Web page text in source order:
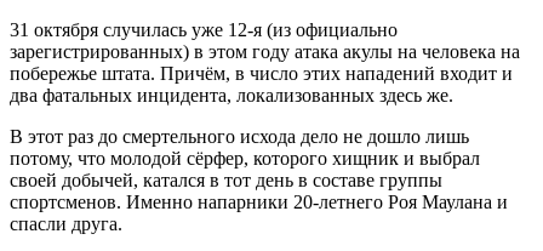
31 октября случилась уже 12-я (из официально
зарегистрированных) в этом году атака акулы на человека на
побережье штата. Причём, в число этих нападений входит и
два фатальных инцидента, локализованных здесь же.
В этот раз до смертельного исхода дело не дошло лишь
потому, что молодой сёрфер, которого хищник и выбрал
своей добычей, катался в тот день в составе группы
спортсменов. Именно напарники 20-летнего Роя Маулана и
спасли друга.